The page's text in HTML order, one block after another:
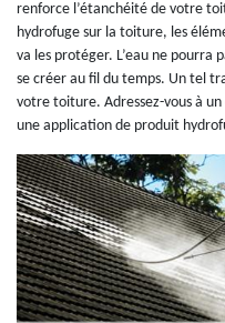
renforce l’étanchéité de votre
hydrofuge sur la toiture, les
va les protéger. L’eau ne pourra
se créer au fil du temps. Un tel
votre toiture. Adressez-vous à
une application de produit